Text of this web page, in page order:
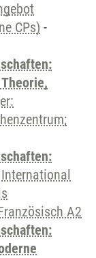
CPs) -
International
A2